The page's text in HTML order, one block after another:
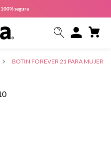
100% segura
BOTIN FOREVER 21 PARA MUJER